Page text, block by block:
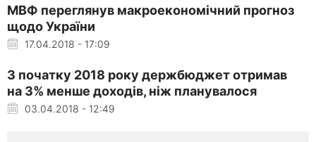
МВФ переглянув макроекономічний прогноз
щодо України
17.04.2018 - 17:09
З початку 2018 року держбюджет отримав
на 3% менше доходів, ніж планувалося
03.04.2018 - 12:49